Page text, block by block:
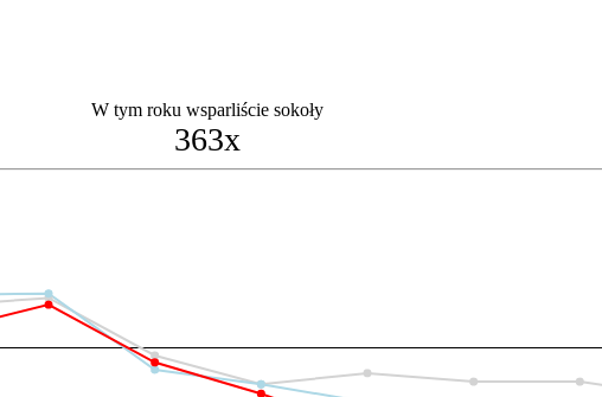
W tym roku wsparliście sokoły
363x